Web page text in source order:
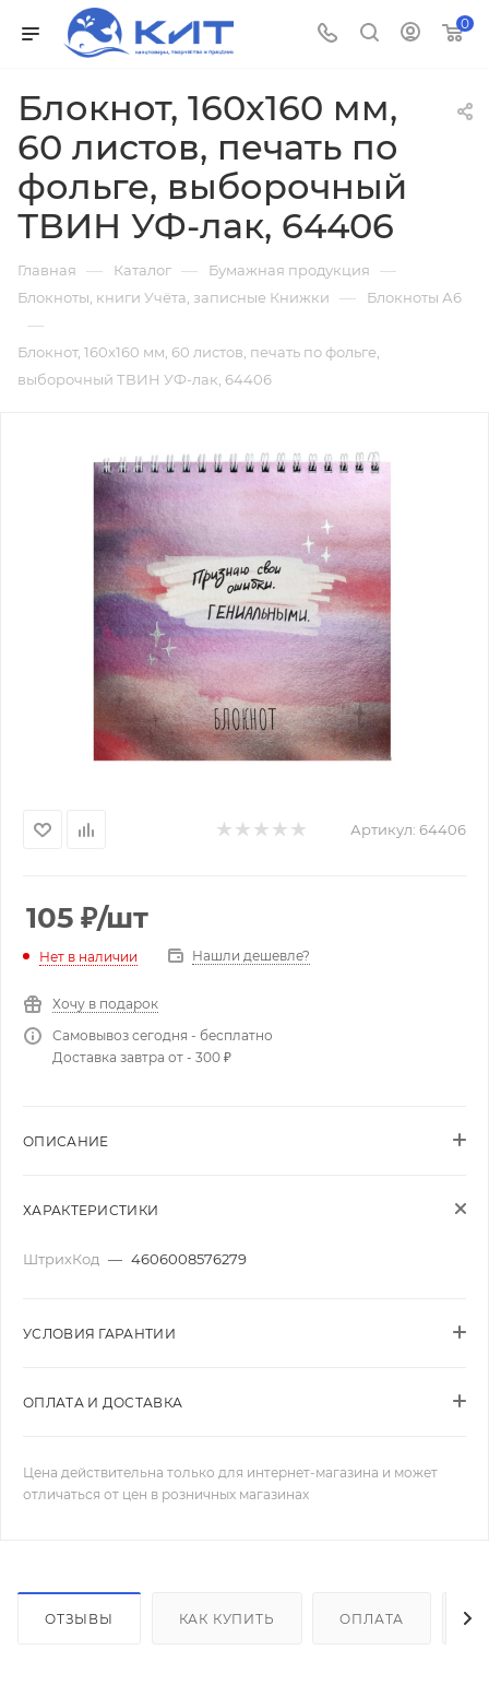
0
Блокнот, 160x160 мм,
60 листов, печать по
фольге, выборочный
ТВИН УФ-лак, 64406
Главная — Каталог — Бумажная продукция —
Блокноты, книги Учёта, записные Книжки — Блокноты А6
—
Блокнот, 160x160 мм, 60 листов, печать по фольге,
выборочный ТВИН УФ-лак, 64406
Артикул: 64406
105 ₽/шт
Нет в наличии Нашли дешевле?
Хочу в подарок
Самовывоз сегодня - бесплатно
Доставка завтра от - 300 ₽
ОПИСАНИЕ
ХАРАКТЕРИСТИКИ
ШтрихКод — 4606008576279
УСЛОВИЯ ГАРАНТИИ
ОПЛАТА И ДОСТАВКА
Цена действительна только для интернет-магазина и может
отличаться от цен в розничных магазинах
ОТЗЫВЫ КАК КУПИТЬ ОПЛАТА